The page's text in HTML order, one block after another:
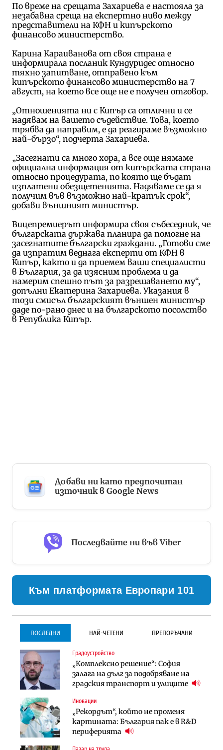
По време на срещата Захариева е настояла за
незабавна среща на експертно ниво между
представители на КФН и кипърското
финансово министерство.
Карина Караиванова от своя страна е
информирала посланик Кундуридес относно
тяхно запитване, отправено към
кипърското финансово министерство на 7
август, на което все още не е получен отговор.
„Отношенията ни с Кипър са отлични и се
надявам на вашето съдействие. Това, което
трябва да направим, е да реагираме възможно
най-бързо“, подчерта Захариева.
„Засегнати са много хора, а все още нямаме
официална информация от кипърската страна
относно процедурата, по която ще бъдат
изплатени обезщетенията. Надяваме се да я
получим във възможно най-кратък срок“,
добави външният министър.
Вицепремиерът информира своя събеседник, че
българската държава планира да помогне на
засегнатите български граждани. „Готови сме
да изпратим веднага експерти от КФН в
Кипър, както и да приемем ваши специалисти
в България, за да изясним проблема и да
намерим спешно път за разрешаването му“,
допълни Екатерина Захариева. Указания в
този смисъл българският външен министър
даде по-рано днес и на българското посолство
в Република Кипър.
Добави ни като предпочитан
източник в Google News
Последвайте ни във Viber
Към платформата Европари 101
ПОСЛЕДНИ НАЙ-ЧЕТЕНИ ПРЕПОРЪЧАНИ
Градоустройство
„Комплексно решение“: София
залага на дълг за подобряване на
градския транспорт и улиците
Иновации
„Рекордът“, който не променя
картината: България пак е в R&D
периферията
Градоустройство
Столична община избра
изпълнител за преместването на
трамвайното трасе по бул.
Инфраструктура
Проектирането на тунела под
Петрохан ще върви паралелно с
Инфраструктура
Проектирането на тунела под
Петрохан ще върви паралелно с
екологичните оценки
Компании
„Хювефарма“ подписа договор за
придобиване на Euroapi Italy